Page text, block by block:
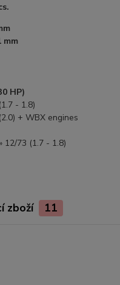
mm
HP)
- 1.8)
+ WBX engines
12/73 (1.7 - 1.8)
zboží 11